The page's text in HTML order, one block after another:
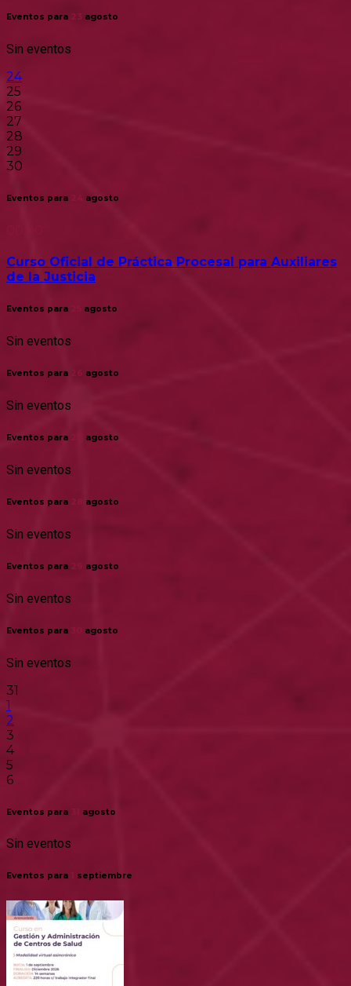
Eventos para 23 agosto
Sin eventos
24
25
26
27
28
29
30
Eventos para agosto
Curso Oficial de Práctica Procesal para Auxiliares
de la Justicia
Eventos para agosto
Sin eventos
Eventos para 26 agosto
Sin eventos
Eventos para agosto
Sin eventos
Eventos para agosto
Sin eventos
Eventos para 29 agosto
Sin eventos
Eventos para agosto
Sin eventos
31
1
2
3
4
5
6
Eventos para agosto
Sin eventos
Eventos para septiembre